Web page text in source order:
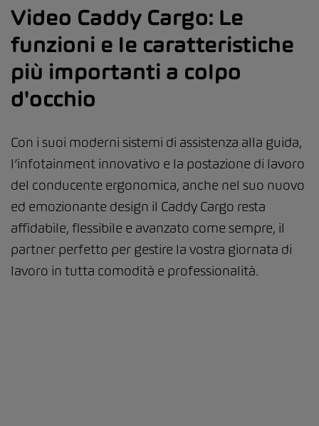
Video Caddy Cargo: Le
funzioni e le caratteristiche
più importanti a colpo
d'occhio
Con i suoi moderni sistemi di assistenza alla guida,
l’infotainment innovativo e la postazione di lavoro
del conducente ergonomica, anche nel suo nuovo
ed emozionante design il Caddy Cargo resta
affidabile, flessibile e avanzato come sempre, il
partner perfetto per gestire la vostra giornata di
lavoro in tutta comodità e professionalità.